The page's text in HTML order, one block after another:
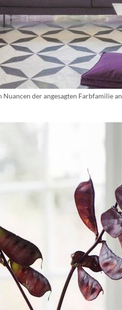
der angesagten Farbfamilie an